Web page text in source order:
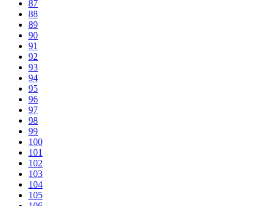
87
88
89
90
91
92
93
94
95
96
97
98
99
100
101
102
103
104
105